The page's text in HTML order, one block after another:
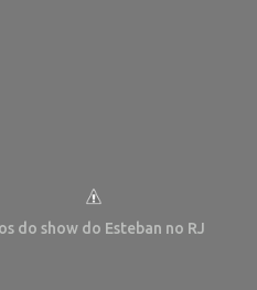
do show do Esteban no RJ